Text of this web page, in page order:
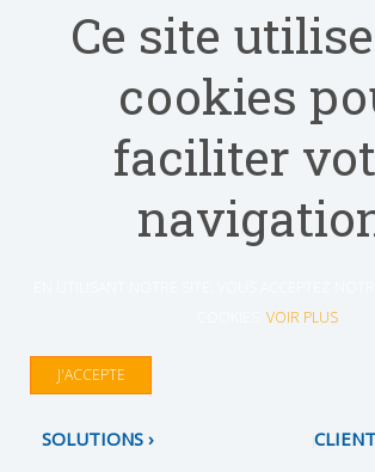
Ce site
cookies
faciliter
VOIR PLUS
J'ACCEPTE
SOLUTIONS